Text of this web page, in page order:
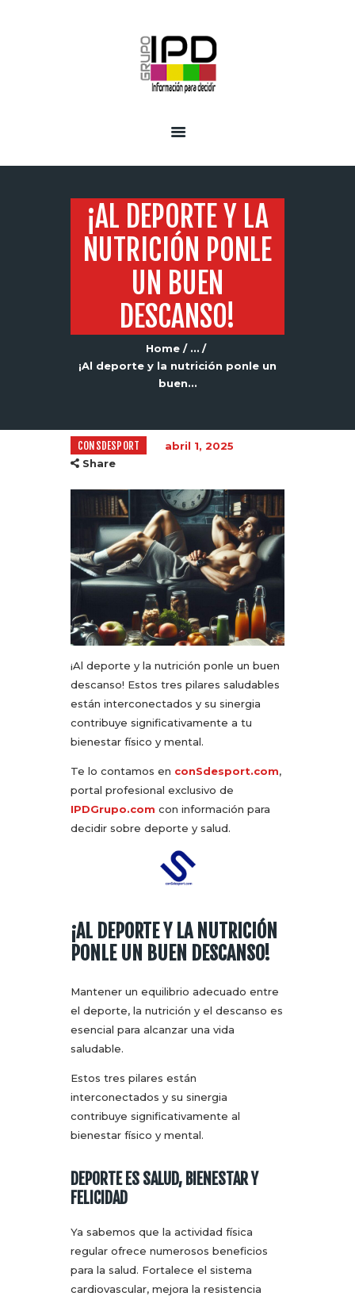
¡AL DEPORTE Y LA
NUTRICIÓN PONLE
UN BUEN
DESCANSO!
Home
...
¡Al deporte y la nutrición ponle un
buen...
CONSDESPORT
abril 1, 2025
Share
¡Al deporte y la nutrición ponle un buen
descanso! Estos tres pilares saludables
están interconectados y su sinergia
contribuye significativamente a tu
bienestar físico y mental.
Te lo contamos en conSdesport.com,
portal profesional exclusivo de
IPDGrupo.com con información para
decidir sobre deporte y salud.
¡AL DEPORTE Y LA NUTRICIÓN
PONLE UN BUEN DESCANSO!
Mantener un equilibrio adecuado entre
el deporte, la nutrición y el descanso es
esencial para alcanzar una vida
saludable.
Estos tres pilares están
interconectados y su sinergia
contribuye significativamente al
bienestar físico y mental.
DEPORTE ES SALUD, BIENESTAR Y
FELICIDAD
Ya sabemos que la actividad física
regular ofrece numerosos beneficios
para la salud. Fortalece el sistema
cardiovascular, mejora la resistencia